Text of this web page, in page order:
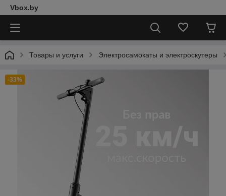
Vbox.by
Товары и услуги Электросамокаты и электроскутеры
-33%